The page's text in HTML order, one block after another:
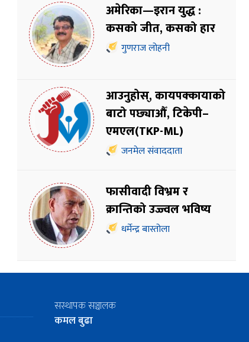
अमेरिका—इरान युद्ध :
कसको जीत, कसको हार
गुणराज लोहनी
आउनुहोस्, कायपक्कायाको
बाटो पछ्याऔँ, टिकेपी–
एमएल(TKP-ML)
जनमेल संवाददाता
फासीवादी विभ्रम र
क्रान्तिको उज्ज्वल भविष्य
धर्मेन्द्र बास्तोला
सस्थापक सञ्चालक
कमल बुढा